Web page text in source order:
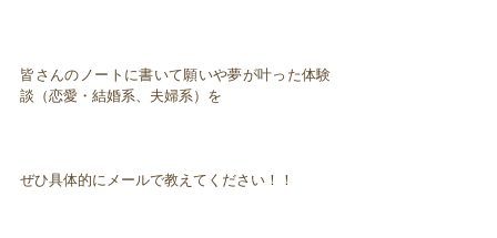
皆さんのノートに書いて願いや夢が叶った体験
談（恋愛・結婚系、夫婦系）を
ぜひ具体的にメールで教えてください！！